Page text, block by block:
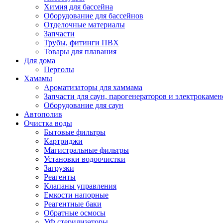
Химия для бассейна
Оборудование для бассейнов
Отделочные материалы
Запчасти
Трубы, фитинги ПВХ
Товары для плавания
Для дома
Перголы
Хамамы
Ароматизаторы для хаммама
Запчасти для саун, парогенераторов и
Оборудование для саун
Автополив
Очистка воды
Бытовые фильтры
Картриджи
Магистральные фильтры
Установки водоочистки
Загрузки
Реагенты
Клапаны управления
Емкости напорные
Реагентные баки
Обратные осмосы